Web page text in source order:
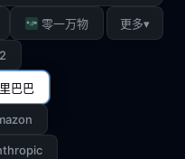
零一万物
巴巴
更多▾